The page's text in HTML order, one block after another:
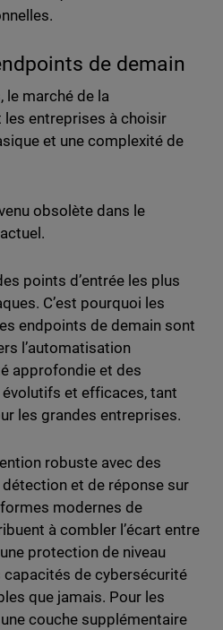
de demain
le marché de la
entreprises à choisir
et une complexité de
obsolète dans le
points d’entrée les plus
C’est pourquoi les
endpoints de demain sont
l’automatisation
approfondie et des
et efficaces, tant
les grandes entreprises.
robuste avec des
et de réponse sur
modernes de
à combler l’écart entre
protection de niveau
de cybersécurité
que jamais. Pour les
couche supplémentaire